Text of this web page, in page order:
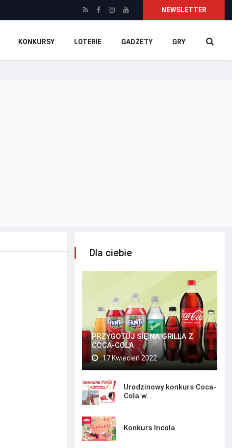
NEWSLETTER
KONKURSY LOTERIE GADŻETY GRY
Dla ciebie
PRZYGOTUJ SIĘ NA GRILLA Z
COCA-COLA
17 Kwiecień 2022
Urodzinowy konkurs Coca-
Cola w...
Konkurs Incola